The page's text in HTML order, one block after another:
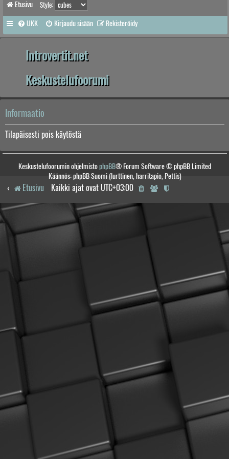
Etusivu Style:
UKK Kirjaudu sisään Rekisteröidy
Introvertit.net
Keskustelufoorumi
Informaatio
Tilapäisesti pois käytöstä
Keskustelufoorumin ohjelmistophpBB® Forum Software © phpBB Limited
Käännös: phpBB Suomi (lurttinen, harritapio, Pettis)
Etusivu Kaikki ajat ovat UTC+03:00